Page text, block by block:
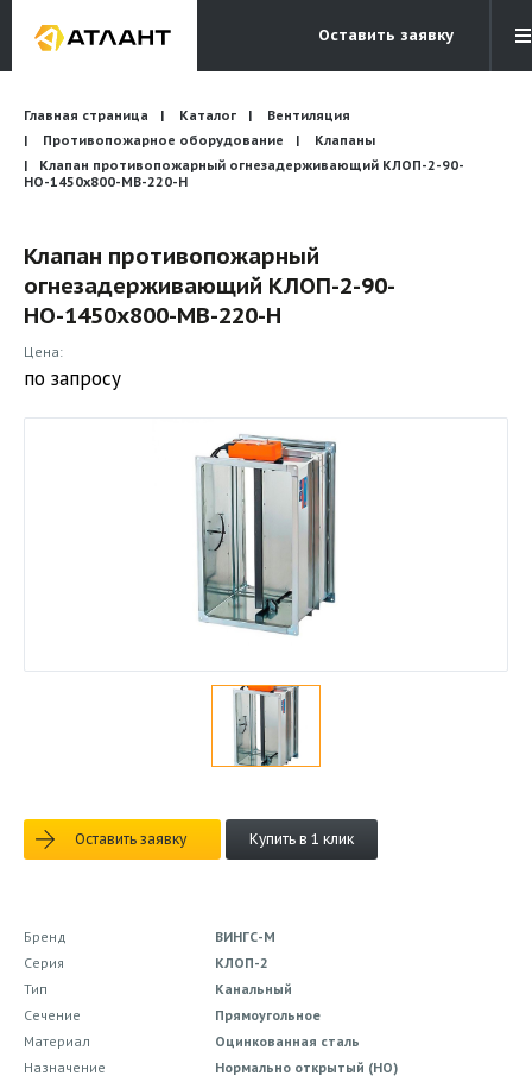
Оставить заявку
Электронная почта
info@atlantcompany.ru
Бесплатный звонок
8 (495) 532-45-07
Бренды
Каталоги
Бланки запросов
Главная страница Каталог
Вентиляция
Противопожарное оборудование
Клапаны
Клапан противопожарный огнезадерживающий КЛОП-2-90-
НО-1450х800-МВ-220-Н
Клапан противопожарный
огнезадерживающий КЛОП-2-90-
НО-1450х800-МВ-220-Н
Цена:
по запросу
Оставить заявку Купить в 1 клик
Бренд
ВИНГС-М
Серия
КЛОП-2
Тип
Канальный
Сечение
Прямоугольное
Материал
Оцинкованная сталь
Назначение
Нормально открытый (НО)